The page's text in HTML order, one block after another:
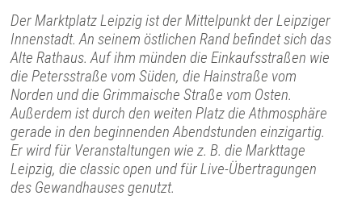
Der Marktplatz Leipzig ist der Mittelpunkt der Leipziger
Innenstadt. An seinem östlichen Rand befindet sich das
Alte Rathaus. Auf ihm münden die Einkaufsstraßen wie
die Petersstraße vom Süden, die Hainstraße vom
Norden und die Grimmaische Straße vom Osten.
Außerdem ist durch den weiten Platz die Athmosphäre
gerade in den beginnenden Abendstunden einzigartig.
Er wird für Veranstaltungen wie z. B. die Markttage
Leipzig, die classic open und für Live-Übertragungen
des Gewandhauses genutzt.